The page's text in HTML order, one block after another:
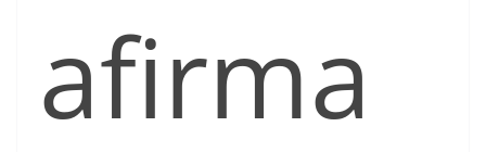
afirma